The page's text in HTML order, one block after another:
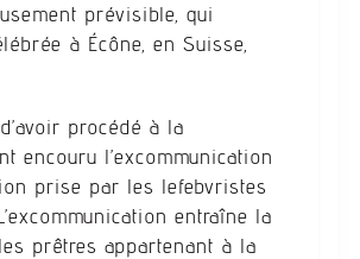
prévisible, qui
à Écône, en Suisse,
procédé à la
encouru l’excommunication
prise par les lefebvristes
entraîne la
prêtres appartenant à la